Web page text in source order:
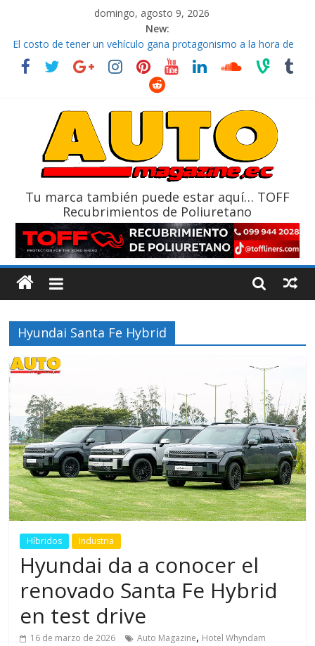
domingo, agosto 9, 2026
New:
La FEDAK recibe 12 Sinotruk Bolden para cubrir las rutas de La
Vuelta
El costo de tener un vehículo gana protagonismo a la hora de
¿Qué puede pasar con tu vehículo si permanece varios días sin
La Vuelta al Ecuador 2026, edición 47ª, recorre 7 provincias en 8
Tu marca también puede estar aquí… TOFF
Recubrimientos de Poliuretano
Hyundai Santa Fe Hybrid
Híbridos Industria
Hyundai da a conocer el
renovado Santa Fe Hybrid
en test drive
16 de marzo de 2026 Auto Magazine, Hotel Whyndam